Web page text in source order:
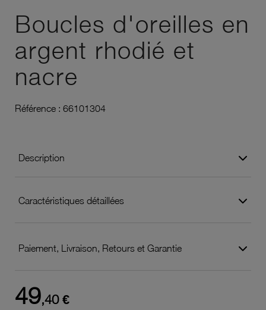
Boucles d'oreilles en
argent rhodié et
nacre
Référence : 66101304
Description
Caractéristiques détaillées
Paiement, Livraison, Retours et Garantie
49,40 €